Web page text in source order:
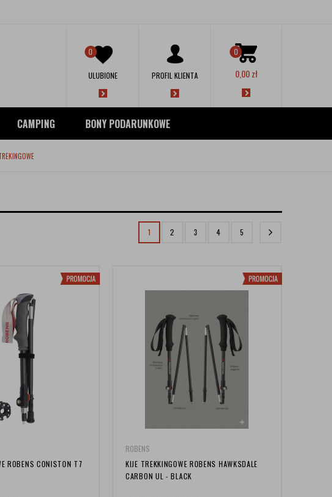
0
0,00zł
0
ULUBIONE PROFIL KLIENTA
CAMPING BONY PODARUNKOWE
1 2 3 4 5
ROBENS CONISTON T7
ROBENS
KIJE TREKKINGOWE ROBENS HAWKSDALE
CARBON UL - BLACK